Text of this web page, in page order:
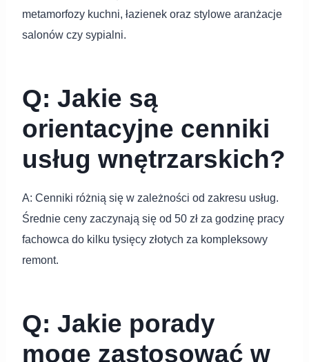
metamorfozy kuchni, łazienek oraz stylowe aranżacje
salonów czy sypialni.
Q: Jakie są
orientacyjne cenniki
usług wnętrzarskich?
A: Cenniki różnią się w zależności od zakresu usług.
Średnie ceny zaczynają się od 50 zł za godzinę pracy
fachowca do kilku tysięcy złotych za kompleksowy
remont.
Q: Jakie porady
mogę zastosować w